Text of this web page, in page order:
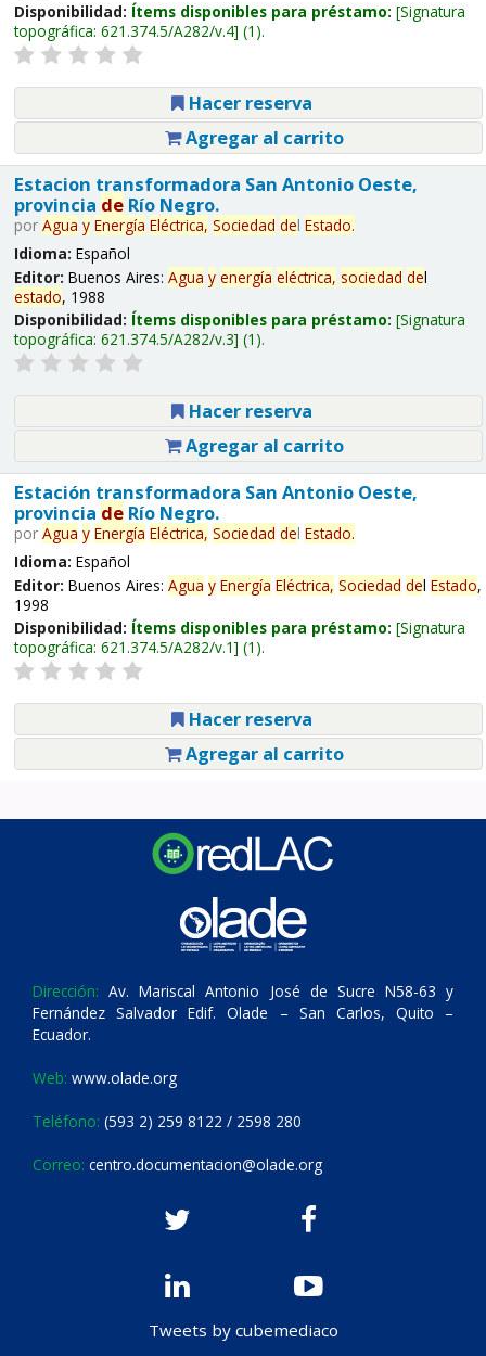
Disponibilidad: Ítems disponibles para préstamo: Signatura
topográfica: 621.374.5/A282/v.4 (1).
Hacer reserva
Agregar al carrito
Estacion transformadora San Antonio Oeste,
provincia deRío Negro.
por Agua y Energía Eléctrica, Sociedad del Estado.
Idioma: Español
Editor: Buenos Aires: Agua y energía eléctrica, sociedad del
estado, 1988
Disponibilidad: Ítems disponibles para préstamo: Signatura
topográfica: 621.374.5/A282/v.3 (1).
Hacer reserva
Agregar al carrito
Estación transformadora San Antonio Oeste,
provincia deRío Negro.
por Agua y Energía Eléctrica, Sociedad del Estado.
Idioma: Español
Editor: Buenos Aires: Agua y Energía Eléctrica, Sociedad del Estado,
1998
Disponibilidad: Ítems disponibles para préstamo: Signatura
topográfica: 621.374.5/A282/v.1 (1).
Hacer reserva
Agregar al carrito
Dirección: Av. Mariscal Antonio José de Sucre N58-63 y
Fernández Salvador Edif. Olade – San Carlos, Quito –
Ecuador.
Web: www.olade.org
Teléfono: (593 2) 259 8122 / 2598 280
Correo: centro.documentacion@olade.org
Tweets by cubemediaco